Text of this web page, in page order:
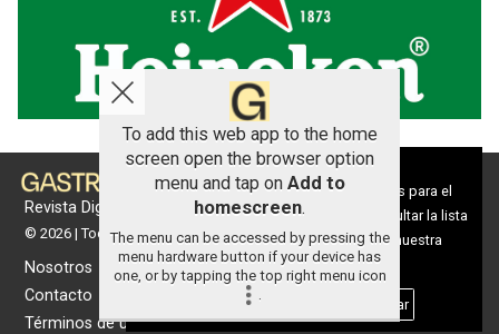
Revista Digital de gastronomía
© 2026 | Todos los derechos reservados
Nosotros
Contacto
Términos de uso
To add this web app to the home
screen open the browser option
menu and tap on Add to
homescreen.
The menu can be accessed by pressing the
menu hardware button if your device has
one, or by tapping the top right menu icon
.
Aviso sobre el Uso de cookies:
Utilizamos cookies nuestras y de terceros para el
funcionamiento del digital. Puedes consultar la lista
de cookies y como desconectarlas. Ver nuestra
Política de Privacidad y Cookies
Aceptar Cookies Personalizar